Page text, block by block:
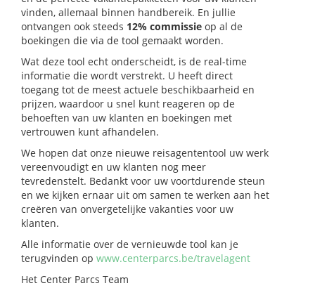
vinden, allemaal binnen handbereik. En jullie
ontvangen ook steeds 12% commissie op al de
boekingen die via de tool gemaakt worden.
Wat deze tool echt onderscheidt, is de real-time
informatie die wordt verstrekt. U heeft direct
toegang tot de meest actuele beschikbaarheid en
prijzen, waardoor u snel kunt reageren op de
behoeften van uw klanten en boekingen met
vertrouwen kunt afhandelen.
We hopen dat onze nieuwe reisagententool uw werk
vereenvoudigt en uw klanten nog meer
tevredenstelt. Bedankt voor uw voortdurende steun
en we kijken ernaar uit om samen te werken aan het
creëren van onvergetelijke vakanties voor uw
klanten.
Alle informatie over de vernieuwde tool kan je
terugvinden op www.centerparcs.be/travelagent
Het Center Parcs Team